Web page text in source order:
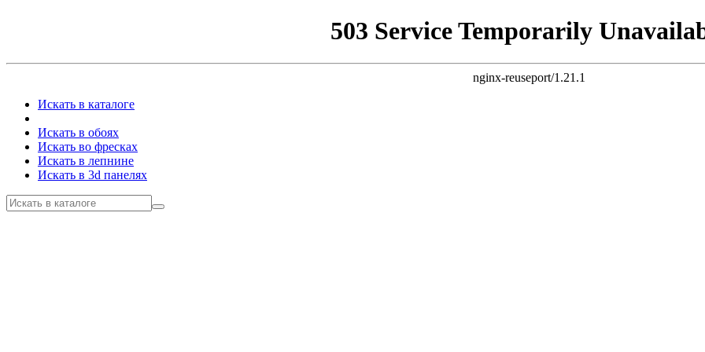
503 Service Temporarily
nginx-reuseport/1.21.1
Искать в каталоге
Искать в обоях
Искать во фресках
Искать в лепнине
Искать в 3d панелях